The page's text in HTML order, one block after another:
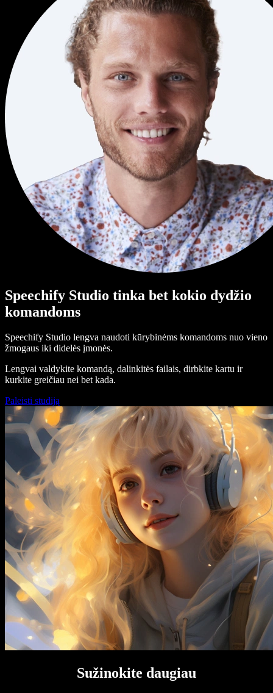
Speechify Studio tinka bet kokio dydžio
komandoms
Speechify Studio lengva naudoti kūrybinėms komandoms nuo vieno
žmogaus iki didelės įmonės.
Lengvai valdykite komandą, dalinkitės failais, dirbkite kartu ir
kurkite greičiau nei bet kada.
Paleisti studiją
Sužinokite daugiau